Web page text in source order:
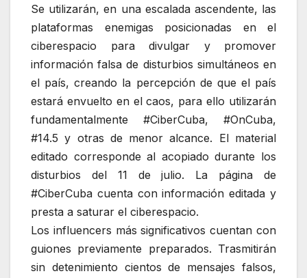
Se utilizarán, en una escalada ascendente, las
plataformas enemigas posicionadas en el
ciberespacio para divulgar y promover
información falsa de disturbios simultáneos en
el país, creando la percepción de que el país
estará envuelto en el caos, para ello utilizarán
fundamentalmente #CiberCuba, #OnCuba,
#14.5 y otras de menor alcance. El material
editado corresponde al acopiado durante los
disturbios del 11 de julio. La página de
#CiberCuba cuenta con información editada y
presta a saturar el ciberespacio.
Los influencers más significativos cuentan con
guiones previamente preparados. Trasmitirán
sin detenimiento cientos de mensajes falsos,